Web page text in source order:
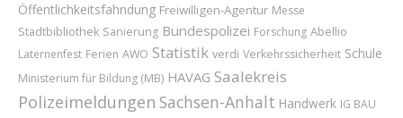
Öffentlichkeitsfahndung Freiwilligen-Agentur Messe
Stadtbibliothek Sanierung Bundespolizei Forschung Abellio
Laternenfest Ferien AWO Statistik verdi Verkehrssicherheit Schule
Ministerium für Bildung (MB) HAVAG Saalekreis
Polizeimeldungen Sachsen-Anhalt Handwerk IG BAU